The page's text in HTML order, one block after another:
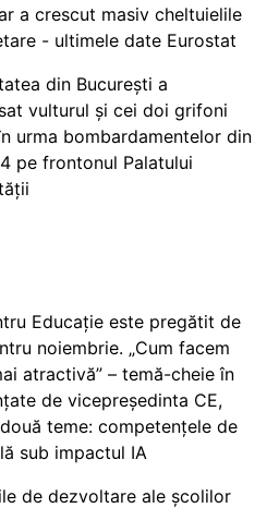
a crescut masiv cheltuielile
- ultimele date Eurostat
din București a
vulturul și cei doi grifoni
urma bombardamentelor din
pe frontonul Palatului
Educație este pregătit de
noiembrie. „Cum facem
atractivă” – temă-cheie în
de vicepreședinta CE,
teme: competențele de
sub impactul IA
de dezvoltare ale școlilor